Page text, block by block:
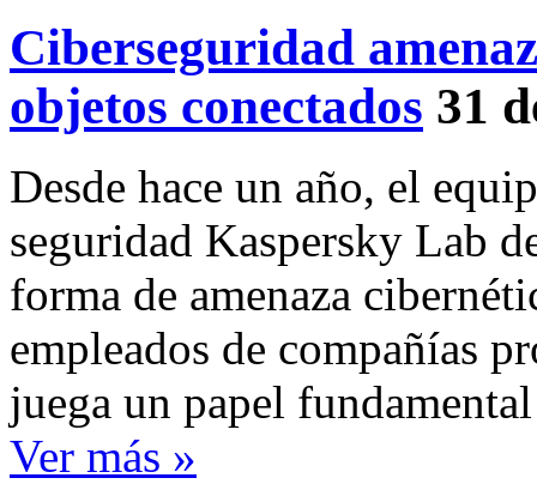
Ciberseguridad
objetos conectados 31
Desde hace un año, el
seguridad Kaspersky Lab
forma de amenaza
empleados de compañías
juega un papel
Ver más »